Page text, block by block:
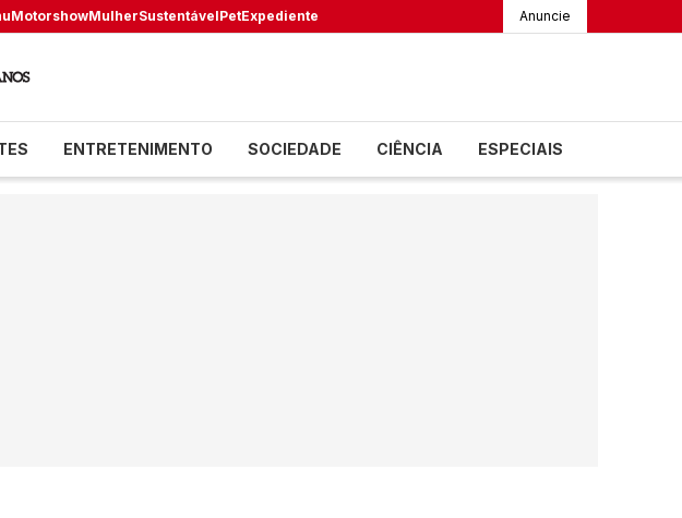
MotorshowMulherSustentávelPetExpediente Anuncie
ENTRETENIMENTO SOCIEDADE CIÊNCIA ESPECIAIS